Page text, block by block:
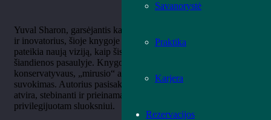
Savanorystė
Praktika
Karjera
Rezervacijos
Yuval Sharon, garsėjantis kaip operos „disruptorius“ (ardytojas)
ir inovatorius, šioje knygoje peržengia įprastą operos kritiką ir
pateikia naują viziją, kaip šis menas gali išlikti aktualus
šiandienos pasaulyje. Knygoje aštriai kritikuojama operos, kaip
konservatyvaus, „mirusio“ ar pernelyg elitinio meno formos,
suvokimas. Autorius pasisako už „anti-elitinę operą“, kuri yra
atvira, stebinanti ir prieinama platesnei auditorijai, o ne tik
privilegijuotam sluoksniui.